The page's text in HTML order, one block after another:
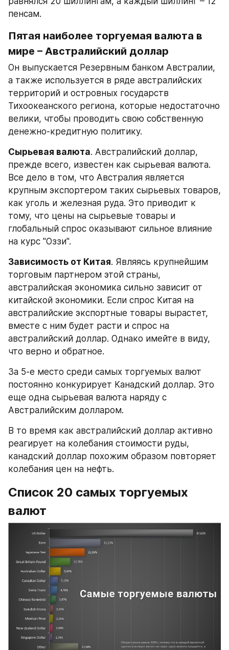
пенсам.
Пятая наиболее торгуемая валюта в
мире – Австралийский доллар
Он выпускается Резервным банком Австралии,
а также используется в ряде австралийских
территорий и островных государств
Тихоокеанского региона, которые недостаточно
велики, чтобы проводить свою собственную
денежно-кредитную политику.
Сырьевая валюта. Австралийский доллар,
прежде всего, известен как сырьевая валюта.
Все дело в том, что Австралия является
крупным экспортером таких сырьевых товаров,
как уголь и железная руда. Это приводит к
тому, что цены на сырьевые товары и
глобальный спрос оказывают сильное влияние
на курс "Оззи".
Зависимость от Китая. Являясь крупнейшим
торговым партнером этой страны,
австралийская экономика сильно зависит от
китайской экономики. Если спрос Китая на
австралийские экспортные товары вырастет,
вместе с ним будет расти и спрос на
австралийский доллар. Однако имейте в виду,
что верно и обратное.
За 5-е место среди самых торгуемых валют
постоянно конкурирует Канадский доллар. Это
еще одна сырьевая валюта наряду с
Австралийским долларом.
В то время как австралийский доллар активно
реагирует на колебания стоимости руды,
канадский доллар похожим образом повторяет
колебания цен на нефть.
Список 20 самых торгуемых
валют